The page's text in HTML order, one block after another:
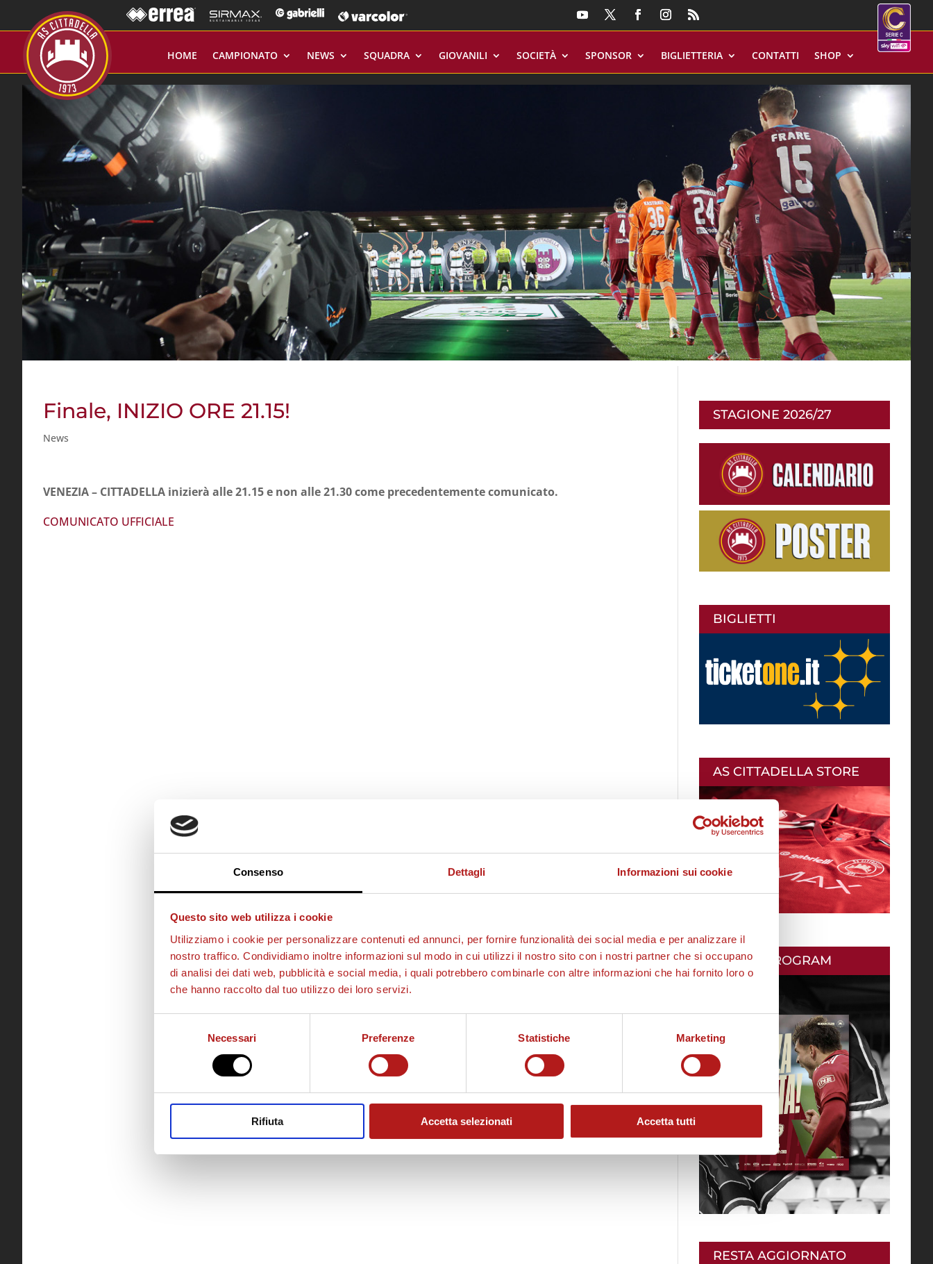
Consenso Dettagli Informazioni sui cookie
Questo sito web utilizza i cookie
Utilizziamo i cookie per personalizzare contenuti ed annunci, per fornire funzionalità dei social media e per analizzare il
nostro traffico. Condividiamo inoltre informazioni sul modo in cui utilizzi il nostro sito con i nostri partner che si occupano
di analisi dei dati web, pubblicità e social media, i quali potrebbero combinarle con altre informazioni che hai fornito loro o
che hanno raccolto dal tuo utilizzo dei loro servizi.
Necessari Preferenze Statistiche Marketing
Rifiuta Accetta selezionati Accetta tutti
HOME CAMPIONATO NEWS SQUADRA GIOVANILI SOCIETÀ SPONSOR BIGLIETTERIA CONTATTI SHOP
Finale, INIZIO ORE 21.15!
News
VENEZIA – CITTADELLA inizierà alle 21.15 e non alle 21.30 come precedentemente comunicato.
COMUNICATO UFFICIALE
STAGIONE 2026/27
BIGLIETTI
AS CITTADELLA STORE
MATCH PROGRAM
RESTA AGGIORNATO